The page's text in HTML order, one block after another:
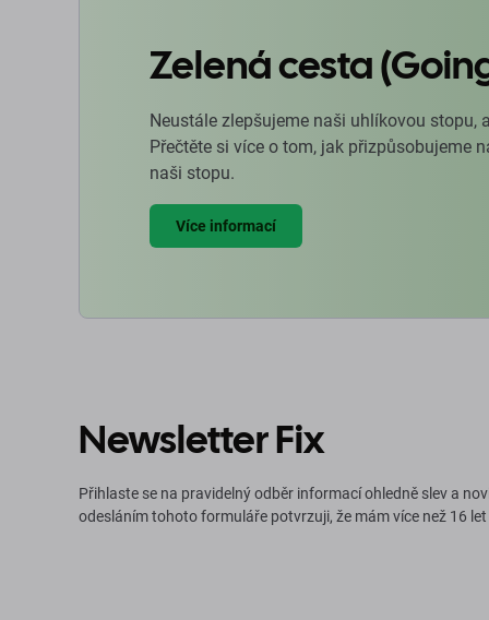
Zelená cesta
Neustále zlepšujeme naši uhlíkovou stopu,
Přečtěte si více o tom, jak přizpůsobujeme
naši stopu.
Více informací
Newsletter Fix
Přihlaste se na pravidelný odběr informací ohledně slev a
odesláním tohoto formuláře potvrzuji, že mám více než 16 let